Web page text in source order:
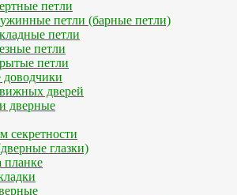
петли
петли (барные петли)
петли
петли
петли
дверей
дверные
секретности
глазки)
планке